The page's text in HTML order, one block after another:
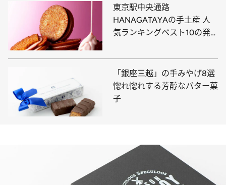
東京駅中央通路
HANAGATAYAの手土産 人
気ランキングベスト10の発
「銀座三越」の手みやげ8選
惚れ惚れする芳醇なバター菓
子